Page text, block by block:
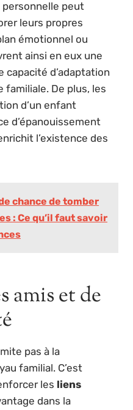
peut
leurs propres
émotionnel ou
ainsi en eux une
d’adaptation
familiale. De plus, les
d’un enfant
d’épanouissement
l’existence des
chance de tomber
: Ce qu’il faut savoir
amis et de
pas à la
familial. C’est
les liens
dans la